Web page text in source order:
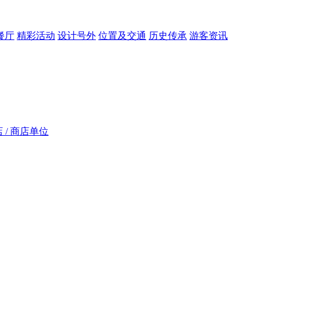
厅 精彩活动 设计号外 位置及交通 历史传承 游客资讯
/ 商店单位